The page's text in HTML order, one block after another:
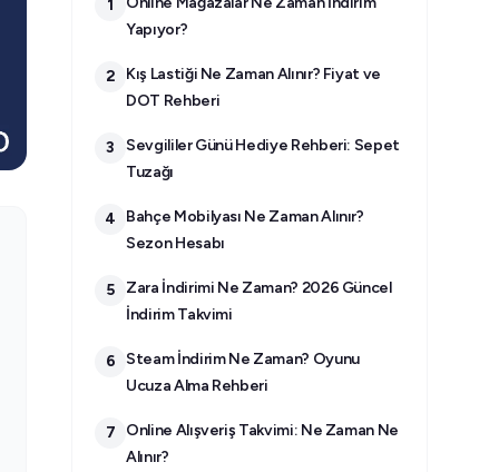
1
Yapıyor?
2
Kış Lastiği Ne Zaman Alınır? Fiyat ve
DOT Rehberi
3
Sevgililer Günü Hediye Rehberi: Sepet
Tuzağı
4
Bahçe Mobilyası Ne Zaman Alınır?
Sezon Hesabı
5
Zara İndirimi Ne Zaman? 2026 Güncel
İndirim Takvimi
6
Steam İndirim Ne Zaman? Oyunu
Ucuza Alma Rehberi
7
Online Alışveriş Takvimi: Ne Zaman Ne
Alınır?